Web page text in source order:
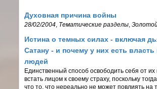
Духовная причина войны
28/02/2004 Тематические разделы ,
Истина о темных силах - включая
Сатану - и почему у них есть
людей
Единственный способ освободить себя от их
встать лицом к своему страху, поскольку
что то, что нереально не может повлиять на